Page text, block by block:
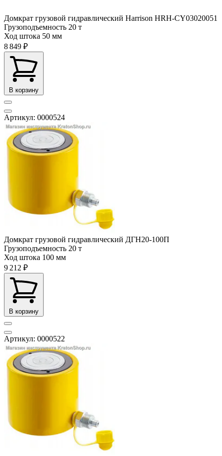
Домкрат грузовой гидравлический Harrison HRH-CY03020051
Грузоподъемность 20 т
Ход штока 50 мм
8 849 ₽
В корзину
Артикул: 0000524
Домкрат грузовой гидравлический ДГН20-100П
Грузоподъемность 20 т
Ход штока 100 мм
9 212 ₽
В корзину
Артикул: 0000522